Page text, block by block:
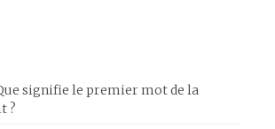
signifie le premier mot de la
?